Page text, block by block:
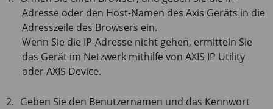
Adresse oder den Host-Namen des Axis Geräts in die
Adresszeile des Browsers ein.
Wenn Sie die IP-Adresse nicht gehen, ermitteln Sie
das Gerät im Netzwerk mithilfe von AXIS IP Utility
oderAXIS Device.
Geben Sie den Benutzernamen und das Kennwort